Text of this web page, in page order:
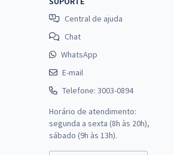
Central de ajuda
Chat
WhatsApp
E-mail
Telefone: 3003-0894
Horário de atendimento:
segunda a sexta (8h às 20h),
sábado (9h às 13h).